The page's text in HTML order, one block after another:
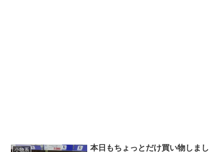
小物系
本日もちょっとだけ買い物しまし